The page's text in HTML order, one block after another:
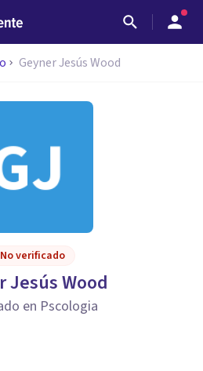
Geyner Jesús Wood
No verificado
Jesús Wood
en Pscologia